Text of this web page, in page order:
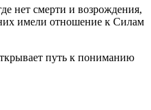
нет смерти и возрождения,
имели отношение к Силам
путь к пониманию